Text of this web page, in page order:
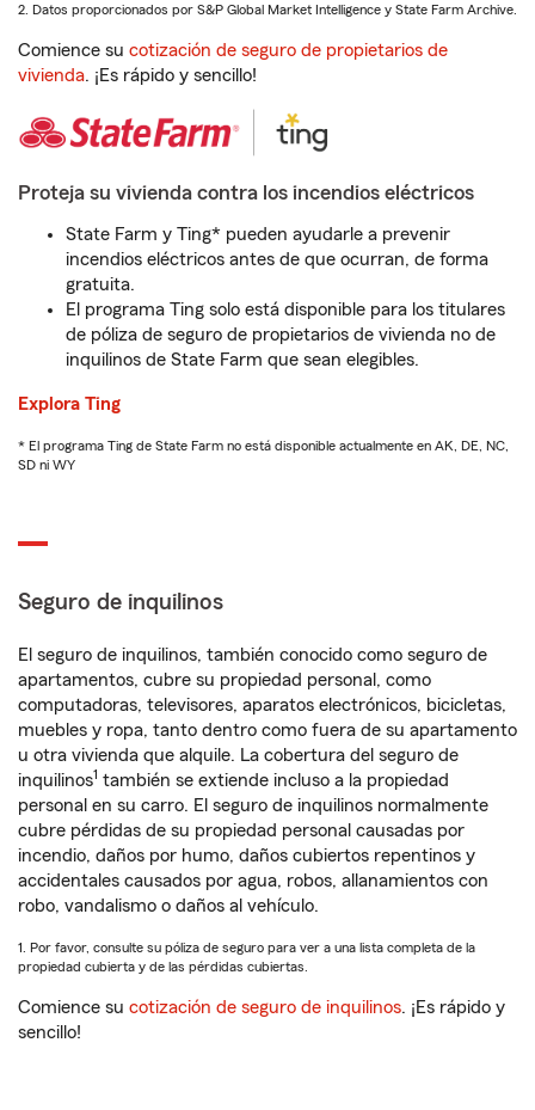
2. Datos proporcionados por S&P Global Market Intelligence y State Farm Archive.
Comience su cotización de seguro de propietarios de
vivienda. ¡Es rápido y sencillo!
Proteja su vivienda contra los incendios eléctricos
State Farm y Ting* pueden ayudarle a prevenir
incendios eléctricos antes de que ocurran, de forma
gratuita.
El programa Ting solo está disponible para los titulares
de póliza de seguro de propietarios de vivienda no de
inquilinos de State Farm que sean elegibles.
Explora Ting
* El programa Ting de State Farm no está disponible actualmente en AK, DE, NC,
SD ni WY
Seguro de inquilinos
El seguro de inquilinos, también conocido como seguro de
apartamentos, cubre su propiedad personal, como
computadoras, televisores, aparatos electrónicos, bicicletas,
muebles y ropa, tanto dentro como fuera de su apartamento
u otra vivienda que alquile. La cobertura del seguro de
inquilinos1 también se extiende incluso a la propiedad
personal en su carro. El seguro de inquilinos normalmente
cubre pérdidas de su propiedad personal causadas por
incendio, daños por humo, daños cubiertos repentinos y
accidentales causados por agua, robos, allanamientos con
robo, vandalismo o daños al vehículo.
1. Por favor, consulte su póliza de seguro para ver a una lista completa de la
propiedad cubierta y de las pérdidas cubiertas.
Comience su cotización de seguro de inquilinos. ¡Es rápido y
sencillo!